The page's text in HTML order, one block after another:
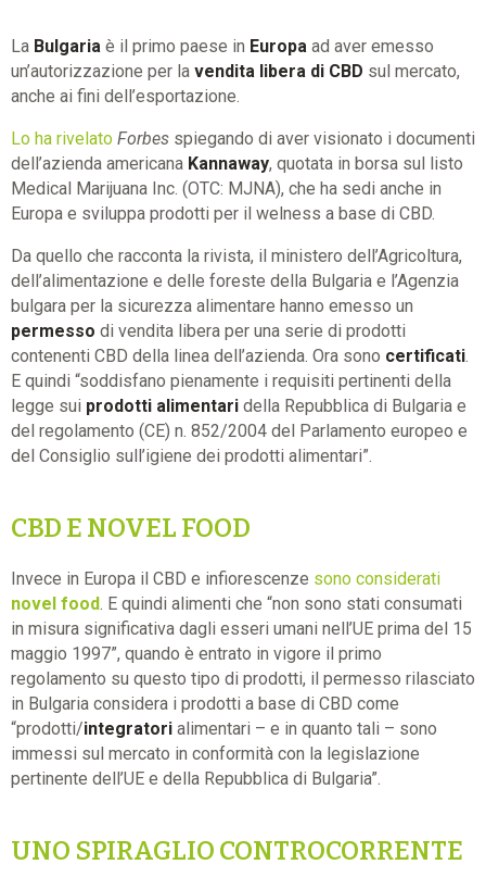
La Bulgaria è il primo paese in Europa ad aver emesso
un’autorizzazione per la vendita libera di CBD sul mercato,
anche ai fini dell’esportazione.
Lo ha rivelato Forbes spiegando di aver visionato i documenti
dell’azienda americana Kannaway, quotata in borsa sul listo
Medical Marijuana Inc. (OTC: MJNA), che ha sedi anche in
Europa e sviluppa prodotti per il welness a base di CBD.
Da quello che racconta la rivista, il ministero dell’Agricoltura,
dell’alimentazione e delle foreste della Bulgaria e l’Agenzia
bulgara per la sicurezza alimentare hanno emesso un
permesso di vendita libera per una serie di prodotti
contenenti CBD della linea dell’azienda. Ora sono certificati.
E quindi “soddisfano pienamente i requisiti pertinenti della
legge sui prodotti alimentari della Repubblica di Bulgaria e
del regolamento (CE) n. 852/2004 del Parlamento europeo e
del Consiglio sull’igiene dei prodotti alimentari”.
CBD E NOVEL FOOD
Invece in Europa il CBD e infiorescenze sono considerati
novel food. E quindi alimenti che “non sono stati consumati
in misura significativa dagli esseri umani nell’UE prima del 15
maggio 1997”, quando è entrato in vigore il primo
regolamento su questo tipo di prodotti, il permesso rilasciato
in Bulgaria considera i prodotti a base di CBD come
“prodotti/integratori alimentari – e in quanto tali – sono
immessi sul mercato in conformità con la legislazione
pertinente dell’UE e della Repubblica di Bulgaria”.
UNO SPIRAGLIO CONTROCORRENTE